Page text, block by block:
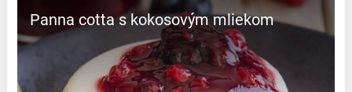
Panna cotta s kokosovým mliekom